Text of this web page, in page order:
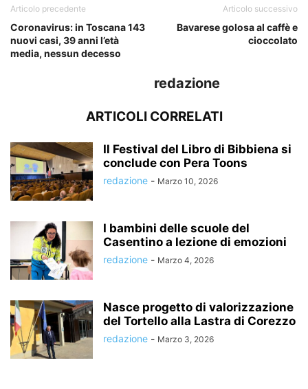
Articolo precedente
Coronavirus: in Toscana 143
nuovi casi, 39 anni l’età
media, nessun decesso
Articolo successivo
Bavarese golosa al caffè e
cioccolato
redazione
ARTICOLI CORRELATI
Il Festival del Libro di Bibbiena si
conclude con Pera Toons
redazione - Marzo 10, 2026
I bambini delle scuole del
Casentino a lezione di emozioni
redazione - Marzo 4, 2026
Nasce progetto di valorizzazione
del Tortello alla Lastra di Corezzo
redazione - Marzo 3, 2026